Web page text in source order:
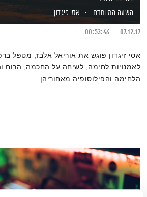
השעה המיוחדת
אסי זיגדון
07.12.17
00:53:46
אסי זיגדון פוגש את אוריאל אלבז, מטפל
לאמנויות לחימה, לשיחה על החכמה, הרוח
הלחימה והפילוסופיה מאחוריהן